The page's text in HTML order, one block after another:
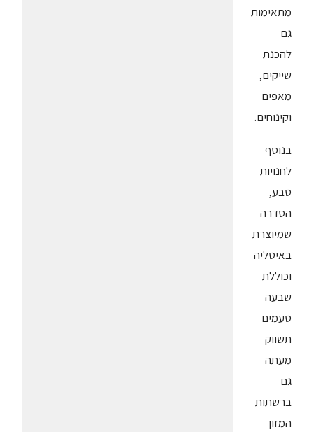
מתאימות
גם
להכנת
שייקים,
מאפים
וקינוחים.
בנוסף
לחנויות
טבע,
הסדרה
שמיוצרת
באיטליה
וכוללת
שבעה
טעמים
תשווק
מעתה
גם
ברשתות
המזון